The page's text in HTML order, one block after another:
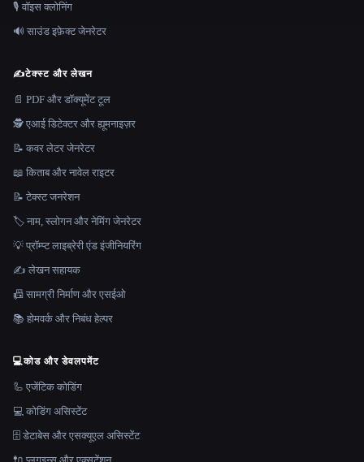
🎙️ वॉइस क्लोनिंग
🔊 साउंड इफ़ेक्ट जेनरेटर
✍️टेक्स्ट और लेखन
📄 PDF और डॉक्यूमेंट टूल
🕵️ एआई डिटेक्टर और ह्यूमनाइज़र
📝 कवर लेटर जेनरेटर
📖 किताब और नावेल राइटर
📝 टेक्स्ट जनरेशन
🏷️ नाम, स्लोगन और नेमिंग जेनरेटर
💡 प्रॉम्प्ट लाइब्रेरी एंड इंजीनियरिंग
✍️ लेखन सहायक
📠 सामग्री निर्माण और एसईओ
📚 होमवर्क और निबंध हेल्पर
💻कोड और डेवलपमेंट
🦾 एजेंटिक कोडिंग
💻 कोडिंग असिस्टेंट
🗄️ डेटाबेस और एसक्यूएल असिस्टेंट